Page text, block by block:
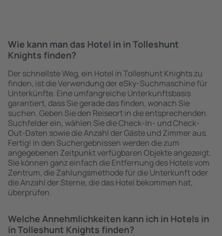
Wie kann man das Hotel in in Tolleshunt
Knights finden?
Der schnellste Weg, ein Hotel in Tolleshunt Knights zu
finden, ist die Verwendung der eSky-Suchmaschine für
Unterkünfte. Eine umfangreiche Unterkunftsbasis
garantiert, dass Sie gerade das finden, wonach Sie
suchen. Geben Sie den Reiseort in die entsprechenden
Suchfelder ein, wählen Sie die Check-In- und Check-
Out-Daten sowie die Anzahl der Gäste und Zimmer aus.
Fertig! In den Suchergebnissen werden die zum
angegebenen Zeitpunkt verfügbaren Objekte angezeigt.
Sie können ganz einfach die Entfernung des Hotels vom
Zentrum, die Zahlungsmethode für die Unterkunft oder
die Anzahl der Sterne, die das Hotel bekommen hat,
überprüfen.
Welche Annehmlichkeiten kann ich in Hotels in
in Tolleshunt Knights finden?